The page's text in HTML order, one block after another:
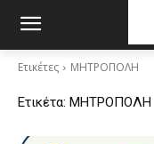
Ετικέτες ΜΗΤΡΟΠΟΛΗ
Ετικέτα: ΜΗΤΡΟΠΟΛΗ